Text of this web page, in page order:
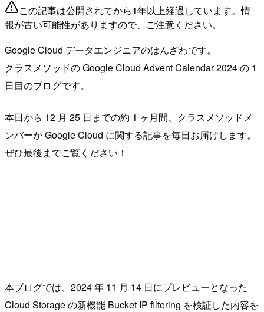
この記事は公開されてから1年以上経過しています。情
報が古い可能性がありますので、ご注意ください。
Google Cloud データエンジニアのはんざわです。
クラスメソッドの Google Cloud Advent Calendar 2024 の 1
日目のブログです。
本日から 12 月 25 日までの約 1 ヶ月間、クラスメソッドメ
ンバーが Google Cloud に関する記事を毎日お届けします。
ぜひ最後までご覧ください！
本ブログでは、2024 年 11 月 14 日にプレビューとなった
Cloud Storage の新機能 Bucket IP filtering を検証した内容を